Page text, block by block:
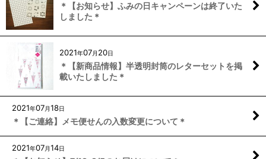
＊【お知らせ】ふみの日キャンペーンは終了いた
しました＊
2021年07月 20日
＊【新商品情報】半透明封筒のレターセットを掲
載いたしました＊
2021年07月18日
＊【ご連絡】メモ便せんの入数変更について＊
2021年07月14日